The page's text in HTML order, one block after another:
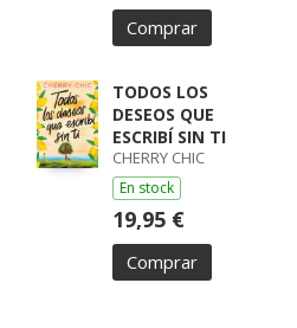
Comprar
TODOS LOS
DESEOS QUE
ESCRIBÍ SIN TI
CHERRY CHIC
En stock
19,95 €
Comprar